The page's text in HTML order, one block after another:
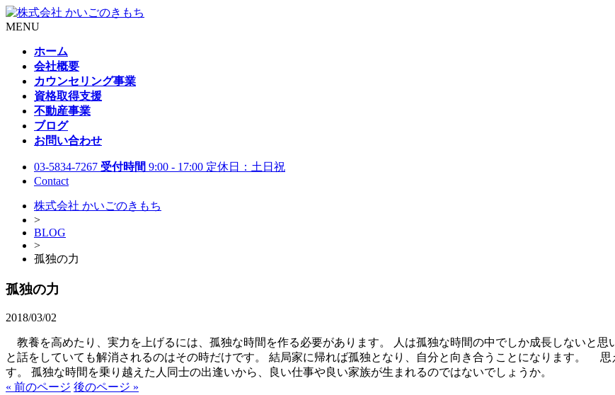
MENU
ホーム
会社概要
カウンセリング事業
資格取得支援
不動産事業
ブログ
お問い合わせ
03-5834-7267 受付時間 9:00 - 17:00 定休日：土日祝
Contact
株式会社 かいごのきもち
>
BLOG
>
孤独の力
孤独の力
2018/03/02
教養を高めたり、実力を上げるには、孤独な時間を作る必要があります。 人は孤独な時間の中でしか成長しないと
と話をしていても解消されるのはその時だけです。 結局家に帰れば孤独となり、自分と向き合うことになります。
す。 孤独な時間を乗り越えた人同士の出逢いから、良い仕事や良い家族が生まれるのではないでしょうか。
« 前のページ 後のページ »